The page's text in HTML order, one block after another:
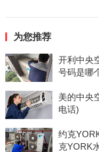
为您推荐
开利中央
号码是哪
美的中央
电话)
约克
克YORK